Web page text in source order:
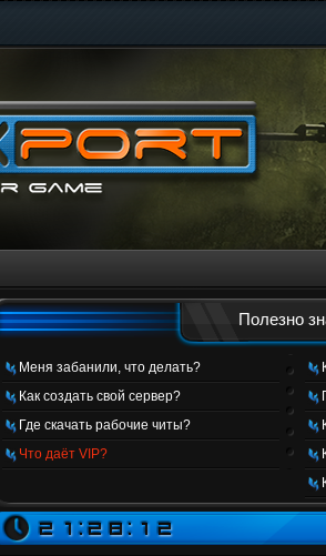
Полезно
Меня забанили, что делать?
Как создать свой сервер?
Где скачать рабочие читы?
Что даёт VIP?